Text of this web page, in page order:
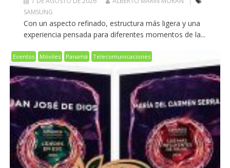
SAMSUNG
Con un aspecto refinado, estructura más ligera y una
experiencia pensada para diferentes momentos de la...
Eventos Móviles Panamá Telecomunicaciones